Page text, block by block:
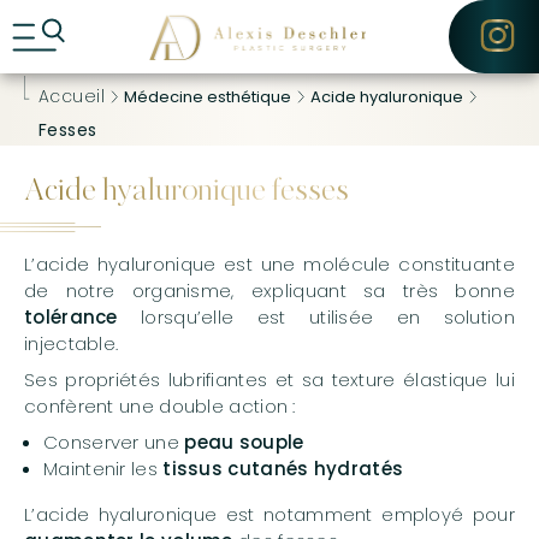
e
c
t
CONTACT
Accueil Médecine esthétique Acide hyaluronique
Fesses
Acide hyaluronique fesses
L’acide hyaluronique est une molécule constituante
de notre organisme, expliquant sa très bonne
tolérance lorsqu’elle est utilisée en solution
injectable.
Ses propriétés lubrifiantes et sa texture élastique lui
confèrent une double action :
Conserver une peau souple
Maintenir les tissus cutanés hydratés
L’acide hyaluronique est notamment employé pour